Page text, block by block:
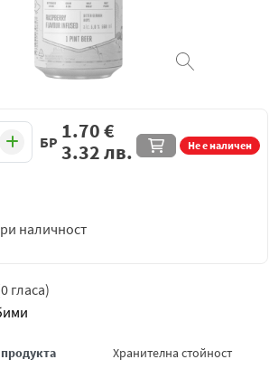
БР Не е наличен
наличност
1.70€
3.32лв.
гласа)
Хранителна стойност